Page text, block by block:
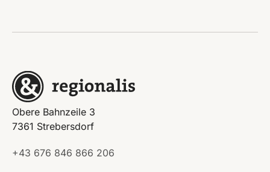
Obere Bahnzeile 3
7361 Strebersdorf
+43 676 846 866 206